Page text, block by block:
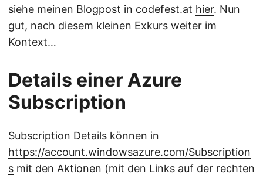
siehe meinen Blogpost in codefest.at hier. Nun
gut, nach diesem kleinen Exkurs weiter im
Kontext…
Details einer Azure
Subscription
Subscription Details können in
https://account.windowsazure.com/Subscription
s mit den Aktionen (mit den Links auf der rechten